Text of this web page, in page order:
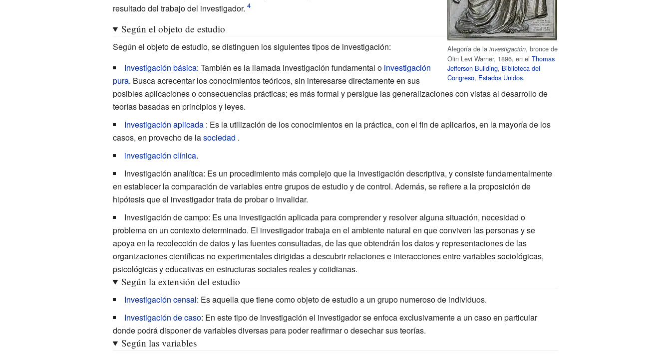
Alegoría de lainvestigación, bronce de
Olin Levi Warner, 1896, en elThomas
Jefferson Building, Biblioteca del
Congreso, Estados Unidos.
resultado del trabajo del investigador.
Según el objeto de estudio
Según el objeto de estudio, se distinguen los siguientes tipos de investigación:
Investigación básica: También es la llamada investigación fundamental o investigación
pura. Busca acrecentar los conocimientos teóricos, sin interesarse directamente en sus
posibles aplicaciones o consecuencias prácticas; es más formal y persigue las generalizaciones con vistas al desarrollo de
teorías basadas en principios y leyes.
Investigación aplicada : Es la utilización de los conocimientos en la práctica, con el fin de aplicarlos, en la mayoría de los
casos, en provecho de lasociedad .
investigación clínica.
Investigación analítica: Es un procedimiento más complejo que la investigación descriptiva, y consiste fundamentalmente
en establecer la comparación de variables entre grupos de estudio y de control. Además, se refiere a la proposición de
hipótesis que el investigador trata de probar o invalidar.
Investigación de campo: Es una investigación aplicada para comprender y resolver alguna situación, necesidad o
problema en un contexto determinado. El investigador trabaja en el ambiente natural en que conviven las personas y se
apoya en la recolección de datos y las fuentes consultadas, de las que obtendrán los datos y representaciones de las
organizaciones científicas no experimentales dirigidas a descubrir relaciones e interacciones entre variables sociológicas,
psicológicas y educativas en estructuras sociales reales y cotidianas.
Según la extensión del estudio
Investigación censal: Es aquella que tiene como objeto de estudio a un grupo numeroso de individuos.
Investigación de caso: En este tipo de investigación el investigador se enfoca exclusivamente a un caso en particular
donde podrá disponer de variables diversas para poder reafirmar o desechar sus teorías.
Según las variables